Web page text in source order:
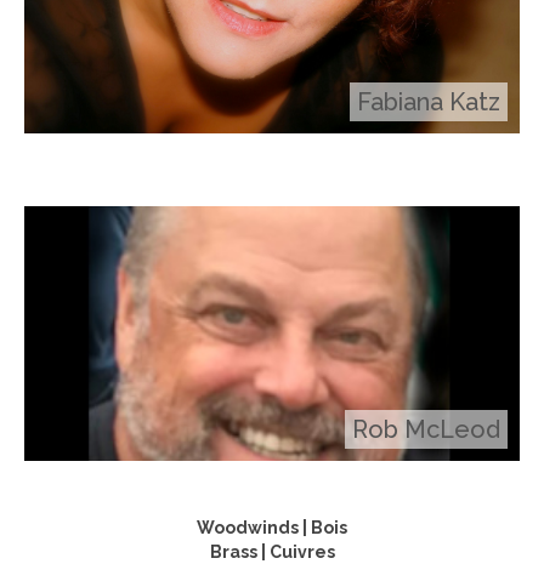
Fabiana Katz
Rob McLeod
Woodwinds | Bois
Brass | Cuivres